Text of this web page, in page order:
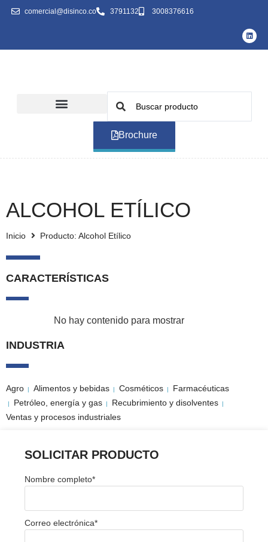
comercial@disinco.co 3791132 3008376616
Brochure
ALCOHOL ETÍLICO
Inicio Producto: Alcohol Etílico
CARACTERÍSTICAS
No hay contenido para mostrar
INDUSTRIA
Agro | Alimentos y bebidas | Cosméticos | Farmacéuticas
| Petróleo, energía y gas | Recubrimiento y disolventes |
Ventas y procesos industriales
SOLICITAR PRODUCTO
Nombre completo*
Correo electrónica*